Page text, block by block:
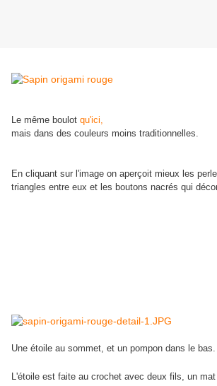
Le même boulot qu'ici,
mais dans des couleurs moins traditionnelles.
En cliquant sur l'image on aperçoit mieux les
triangles entre eux et les boutons nacrés qui
Une étoile au sommet, et un pompon dans le bas.
L'étoile est faite au crochet avec deux fils, un mat